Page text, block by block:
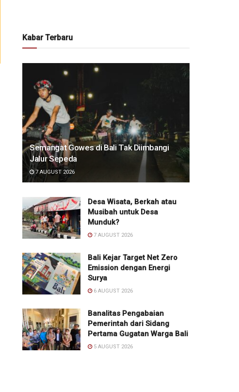
Kabar Terbaru
Semangat Gowes di Bali Tak Diimbangi
Jalur Sepeda
7 AUGUST 2026
Desa Wisata, Berkah atau
Musibah untuk Desa
Munduk?
7 AUGUST 2026
Bali Kejar Target Net Zero
Emission dengan Energi
Surya
6 AUGUST 2026
Banalitas Pengabaian
Pemerintah dari Sidang
Pertama Gugatan Warga Bali
5 AUGUST 2026